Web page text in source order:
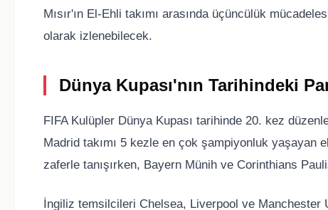
Mısır'ın El-Ehli takımı arasında üçüncülük
olarak izlenebilecek.
Dünya Kupası'nın Tarihindeki
FIFA Kulüpler Dünya Kupası tarihinde 20. kez
Madrid takımı 5 kezle en çok şampiyonluk yaşayan
zaferle tanışırken, Bayern Münih ve Corinthians
İngiliz temsilcileri Chelsea, Liverpool ve